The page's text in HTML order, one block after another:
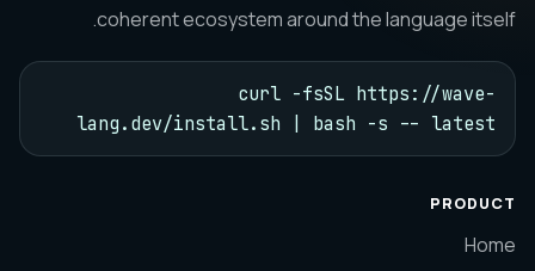
coherent ecosystem around the language itself.
curl -fsSL https://wave-
lang.dev/install.sh | bash -s -- latest
PRODUCT
Home